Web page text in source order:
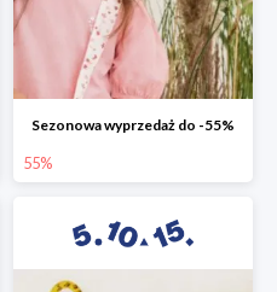
Sezonowa wyprzedaż do -55%
55%